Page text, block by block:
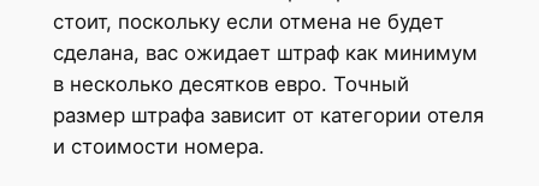
стоит, поскольку если отмена не будет
сделана, вас ожидает штраф как минимум
в несколько десятков евро. Точный
размер штрафа зависит от категории отеля
и стоимости номера.